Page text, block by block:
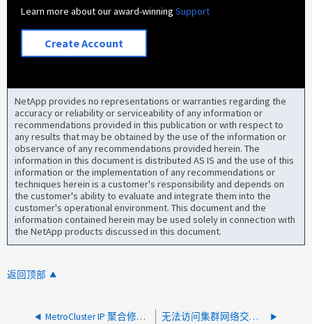
Learn more about our award-winningSupport
Create Account
NetApp provides no representations or warranties regarding the
accuracy or reliability or serviceability of any information or
recommendations provided in this publication or with respect to
any results that may be obtained by the use of the information or
observance of any recommendations provided herein. The
information in this document is distributed AS IS and the use of this
information or the implementation of any recommendations or
techniques herein is a customer's responsibility and depends on
the customer's ability to evaluate and integrate them into the
customer's operational environment. This document and the
information contained herein may be used solely in connection with
the NetApp products discussed in this document.
返回顶部
MetroCluster IP 聚合修复失败 无法访问集群网络交换机 IP 地址